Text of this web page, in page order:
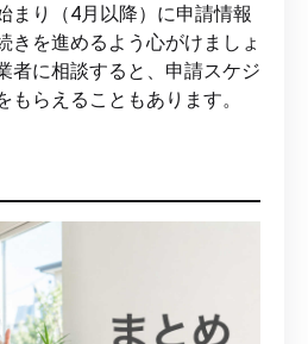
まり（4月以降）に申請情報
きを進めるよう心がけましょ
者に相談すると、申請スケジ
もらえることもあります。